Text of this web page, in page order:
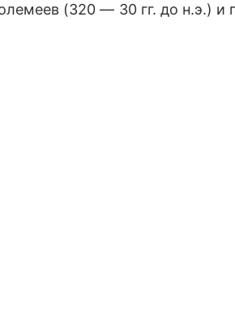
(320— 30 гг. до н.э.) и